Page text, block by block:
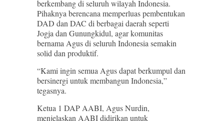
berkembang di seluruh wilayah Indonesia.
Pihaknya berencana memperluas pembentukan
DAD dan DAC di berbagai daerah seperti
Jogja dan Gunungkidul, agar komunitas
bernama Agus di seluruh Indonesia semakin
solid dan produktif.
“Kami ingin semua Agus dapat berkumpul dan
bersinergi untuk membangun Indonesia,”
tegasnya.
Ketua 1 DAP AABI, Agus Nurdin,
menjelaskan AABI didirikan untuk